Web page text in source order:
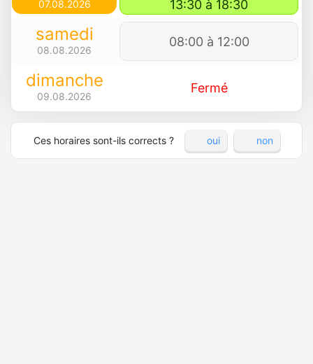
07.08.2026
13:30 à 18:30
samedi
08.08.2026
08:00 à 12:00
dimanche
09.08.2026
Fermé
Ces horaires sont-ils corrects ? oui non